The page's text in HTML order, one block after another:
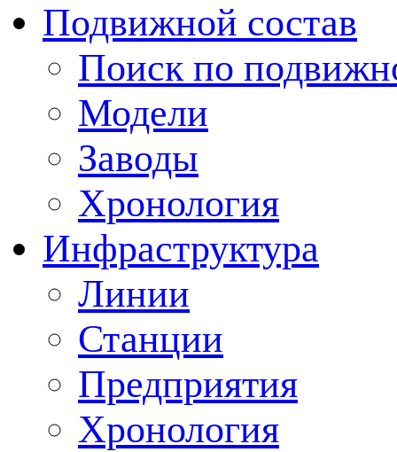
Подвижной состав
Поиск по
Модели
Заводы
Хронология
Инфраструктура
Линии
Станции
Предприятия
Хронология